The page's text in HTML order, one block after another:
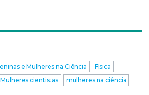
e Mulheres na Ciência
Física
Mulheres cientistas
mulheres na ciência